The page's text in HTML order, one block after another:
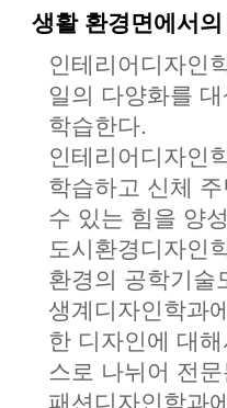
생활 환경면에서
인테리어디자인
일의 다양화를
학습한다.
인테리어디자인
학습하고 신체
수 있는 힘을 양
도시환경디자인
환경의 공학기술
생계디자인학과
한 디자인에 대
스로 나뉘어 전
패션디자인학과